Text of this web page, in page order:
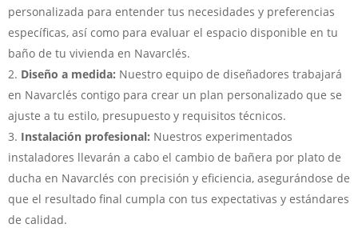
personalizada para entender tus necesidades y preferencias
específicas, así como para evaluar el espacio disponible en tu
baño de tu vivienda en Navarclés.
Diseño a medida: Nuestro equipo de diseñadores trabajará
en Navarclés contigo para crear un plan personalizado que se
ajuste a tu estilo, presupuesto y requisitos técnicos.
Instalación profesional: Nuestros experimentados
instaladores llevarán a cabo el cambio de bañera por plato de
ducha en Navarclés con precisión y eficiencia, asegurándose de
que el resultado final cumpla con tus expectativas y estándares
de calidad.